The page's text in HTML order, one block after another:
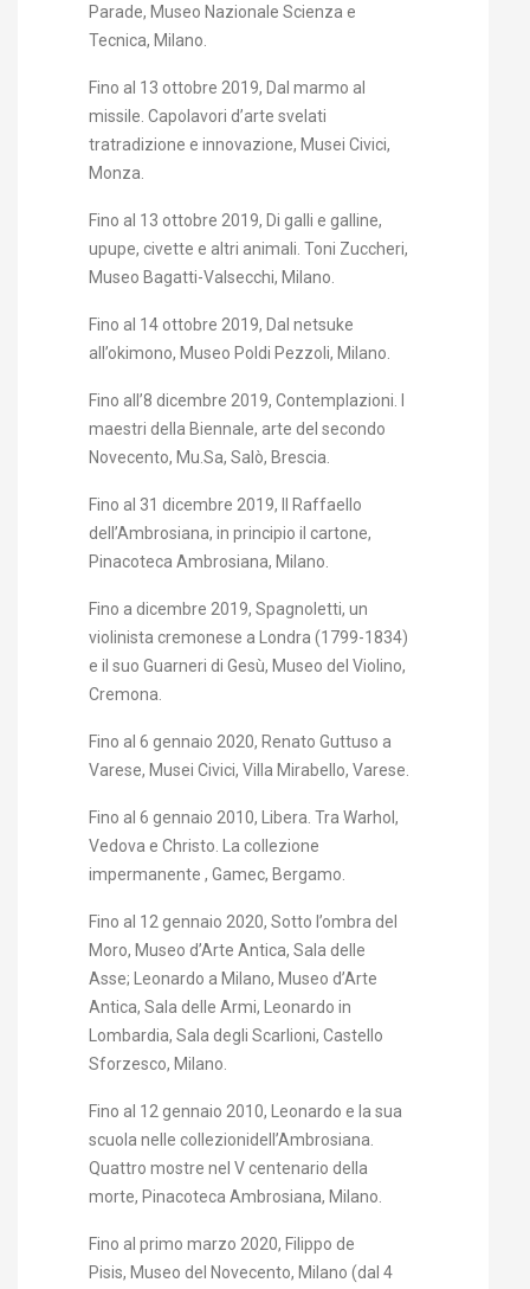
Parade, Museo Nazionale Scienza e
Tecnica, Milano.
Fino al 13 ottobre 2019, Dal marmo al
missile. Capolavori d’arte svelati
tratradizione e innovazione, Musei Civici,
Monza.
Fino al 13 ottobre 2019, Di galli e galline,
upupe, civette e altri animali. Toni Zuccheri,
Museo Bagatti-Valsecchi, Milano.
Fino al 14 ottobre 2019, Dal netsuke
all’okimono, Museo Poldi Pezzoli, Milano.
Fino all’8 dicembre 2019, Contemplazioni. I
maestri della Biennale, arte del secondo
Novecento, Mu.Sa, Salò, Brescia.
Fino al 31 dicembre 2019, Il Raffaello
dell’Ambrosiana, in principio il cartone,
Pinacoteca Ambrosiana, Milano.
Fino a dicembre 2019, Spagnoletti, un
violinista cremonese a Londra (1799-1834)
e il suo Guarneri di Gesù, Museo del Violino,
Cremona.
Fino al 6 gennaio 2020, Renato Guttuso a
Varese, Musei Civici, Villa Mirabello, Varese.
Fino al 6 gennaio 2010, Libera. Tra Warhol,
Vedova e Christo. La collezione
impermanente , Gamec, Bergamo.
Fino al 12 gennaio 2020, Sotto l’ombra del
Moro, Museo d’Arte Antica, Sala delle
Asse; Leonardo a Milano, Museo d’Arte
Antica, Sala delle Armi, Leonardo in
Lombardia, Sala degli Scarlioni, Castello
Sforzesco, Milano.
Fino al 12 gennaio 2010, Leonardo e la sua
scuola nelle collezionidell’Ambrosiana.
Quattro mostre nel V centenario della
morte, Pinacoteca Ambrosiana, Milano.
Fino al primo marzo 2020, Filippo de
Pisis, Museo del Novecento, Milano (dal 4